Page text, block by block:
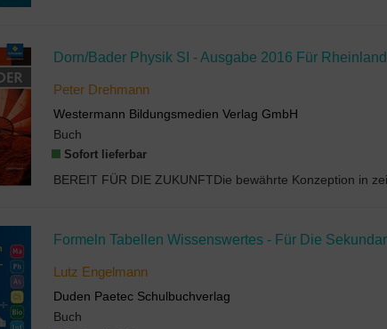
Peter Drehmann
Westermann Bildungsmedien Verlag GmbH
Buch
Sofort lieferbar
Lutz Engelmann
Duden Paetec Schulbuchverlag
Buch